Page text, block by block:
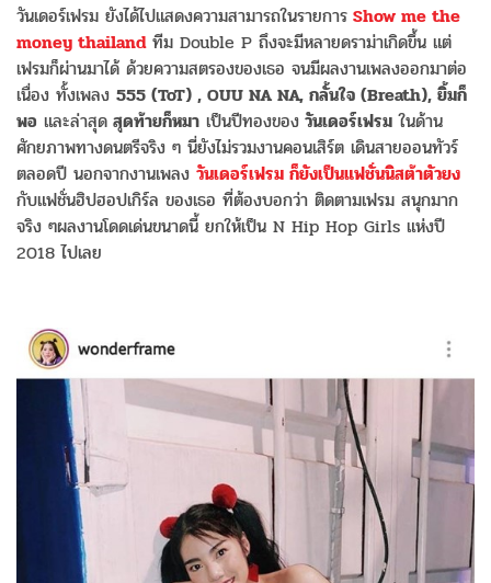
วันเดอร์เฟรม ยังได้ไปแสดงความสามารถในรายการ Show me the
money thailandทีม Double P ถึงจะมีหลายดราม่าเกิดขึ้น แต่
เฟรมก็ผ่านมาได้ ด้วยความสตรองของเธอ จนมีผลงานเพลงออกมาต่อ
เนื่อง ทั้งเพลง 555 (ToT) , OUU NA NA, กลั้นใจ (Breath), ยิ้มก็
พอ และล่าสุด สุดท้ายก็หมา เป็นปีทองของ วันเดอร์เฟรม ในด้าน
ศักยภาพทางดนตรีจริง ๆ นี่ยังไม่รวมงานคอนเสิร์ต เดินสายออนทัวร์
ตลอดปี นอกจากงานเพลง วันเดอร์เฟรม ก็ยังเป็นแฟชั่นนิสต้าตัวยง
กับแฟชั่นฮิปฮอปเกิร์ล ของเธอ ที่ต้องบอกว่า ติดตามเฟรม สนุกมาก
จริง ๆผลงานโดดเด่นขนาดนี้ ยกให้เป็น N Hip Hop Girls แห่งปี
2018 ไปเลย